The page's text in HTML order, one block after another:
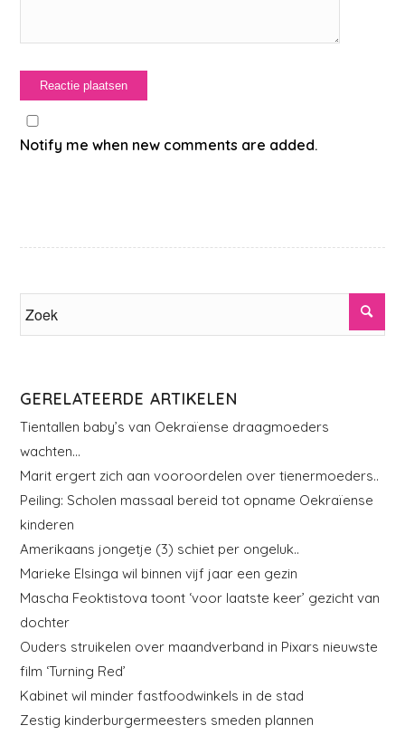
Notify me when new comments are added.
GERELATEERDE ARTIKELEN
Tientallen baby’s van Oekraïense draagmoeders
wachten…
Marit ergert zich aan vooroordelen over tienermoeders..
Peiling: Scholen massaal bereid tot opname Oekraïense
kinderen
Amerikaans jongetje (3) schiet per ongeluk..
Marieke Elsinga wil binnen vijf jaar een gezin
Mascha Feoktistova toont ‘voor laatste keer’ gezicht van
dochter
Ouders struikelen over maandverband in Pixars nieuwste
film ‘Turning Red’
Kabinet wil minder fastfoodwinkels in de stad
Zestig kinderburgermeesters smeden plannen